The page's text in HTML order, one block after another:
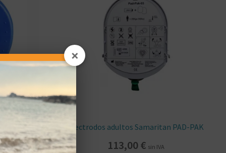
500P Electrodos adultos Samaritan PAD-PAK
113,00€ sin IVA
×